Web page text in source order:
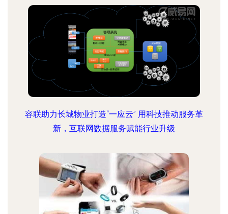
容联助力长城物业打造“一应云” 用科技推动服务革
新，互联网数据服务赋能行业升级